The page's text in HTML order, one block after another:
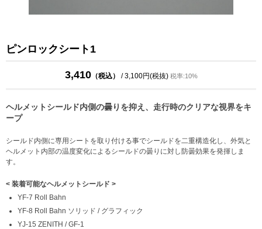
ピンロックシート1
3,410（税込） / 3,100円(税抜) 税率:10%
ヘルメットシールド内側の曇りを抑え、走行時のクリアな視界をキ
ープ
シールド内側に専用シートを取り付ける事でシールドを二重構造化し、外気と
ヘルメット内部の温度変化によるシールドの曇りに対し防曇効果を発揮しま
す。
< 装着可能なヘルメットシールド >
YF-7 Roll Bahn
YF-8 Roll Bahn ソリッド / グラフィック
YJ-15 ZENITH / GF-1